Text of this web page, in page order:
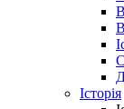
Історія